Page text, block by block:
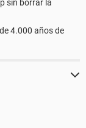
sin borrar la
4.000 años de